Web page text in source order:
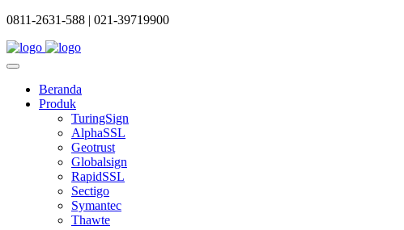
0811-2631-588 | 021-39719900
Beranda
Produk
TuringSign
AlphaSSL
Geotrust
Globalsign
RapidSSL
Sectigo
Symantec
Thawte